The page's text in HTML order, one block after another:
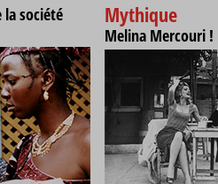
société
Mythique
Melina Mercouri !